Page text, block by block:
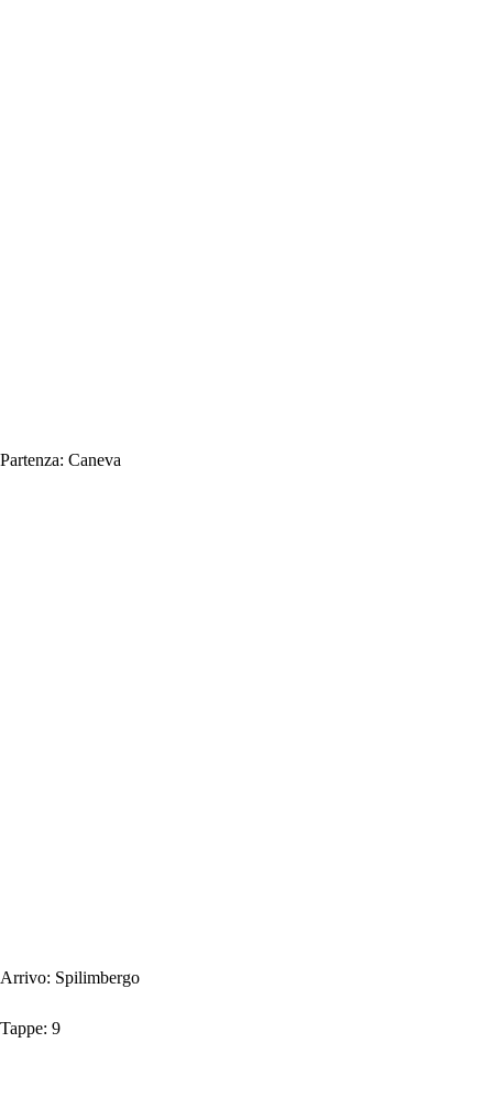
Partenza: Caneva
Arrivo: Spilimbergo
Tappe: 9